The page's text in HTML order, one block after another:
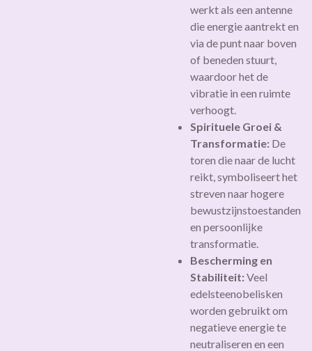
werkt als een antenne
die energie aantrekt en
via de punt naar boven
of beneden stuurt,
waardoor het de
vibratie in een ruimte
verhoogt.
Spirituele Groei &
Transformatie: De
toren die naar de lucht
reikt, symboliseert het
streven naar hogere
bewustzijnstoestanden
en persoonlijke
transformatie.
Bescherming en
Stabiliteit:Veel
edelsteenobelisken
worden gebruikt om
negatieve energie te
neutraliseren en een